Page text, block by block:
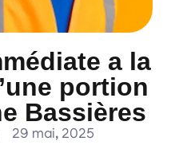
a la
portion
Bassières
29 mai, 2025